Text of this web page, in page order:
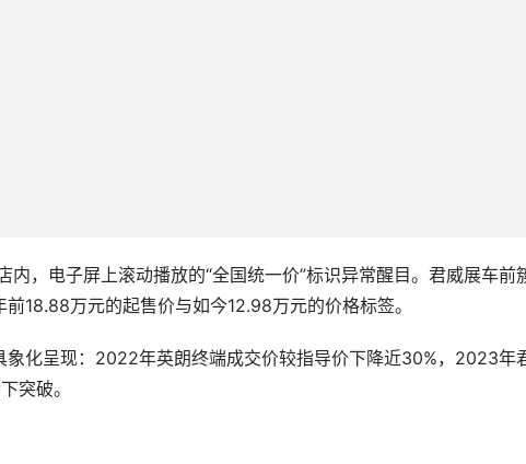
，电子屏上滚动播放的“全国统一价”标识异常醒目。君威展车前
18.88万元的起售价与如今12.98万元的价格标签。
化呈现：2022年英朗终端成交价较指导价下降近30%，2023年
突破。